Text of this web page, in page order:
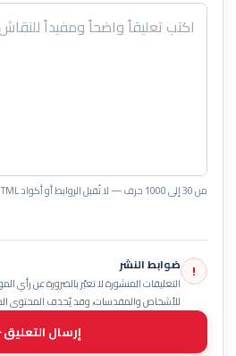
من 30 إلى 1000 حرف — لا تُقبل الروابط أو أكواد HTML.
! ضوابط النشر
التعليقات المنشورة لا تعبّر بالضرورة عن رأي
للأشخاص والمقدسات، وقد يُحذف المحتوى
إرسال التعليق